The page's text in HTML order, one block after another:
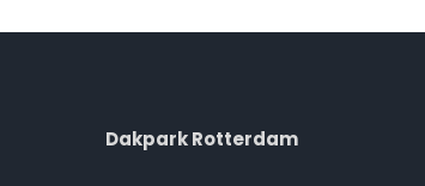
Dakpark Rotterdam